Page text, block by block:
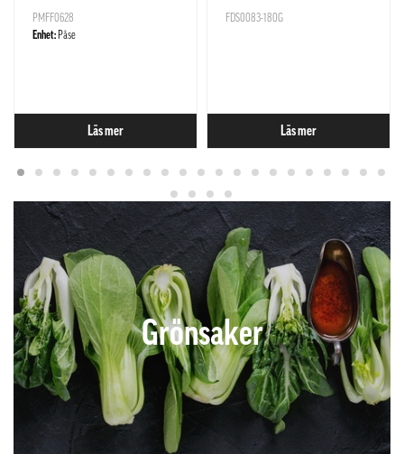
PMFF0628
Enhet: Påse
Läs mer
FDS0083-180G
Läs mer
Grönsaker